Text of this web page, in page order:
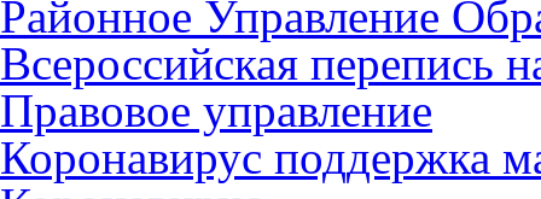
Районное Управление
Всероссийская перепись
Правовое управление
Коронавирус поддержка